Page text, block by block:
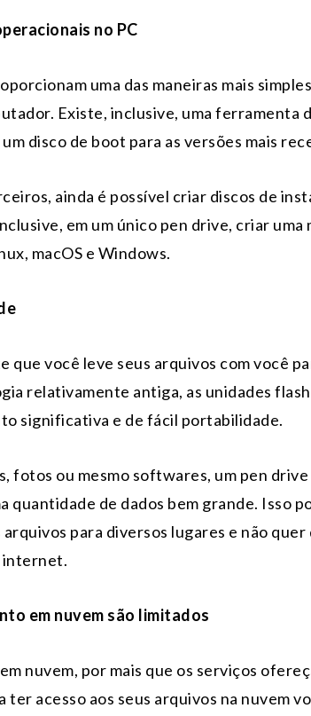
no PC
uma das maneiras mais
Existe, inclusive, uma ferramenta
disco de boot para as versões mais
ainda é possível criar discos de
em um único pen drive, criar uma
macOS e Windows.
que você leve seus arquivos com você
relativamente antiga, as unidades
significativa e de fácil portabilidade.
fotos ou mesmo softwares, um pen
quantidade de dados bem grande. Isso
para diversos lugares e não
internet.
em nuvem são limitados
nuvem, por mais que os serviços
acesso aos seus arquivos na nuvem